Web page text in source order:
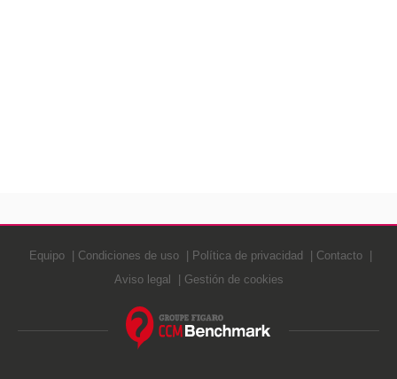
Equipo Condiciones de uso Política de privacidad
Contacto
Aviso legal
Gestión de cookies